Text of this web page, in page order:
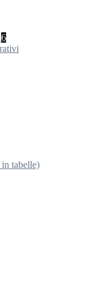
6
tabelle)